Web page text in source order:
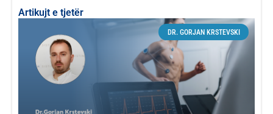
Artikujt e tjetër
DR. GORJAN KRSTEVSKI